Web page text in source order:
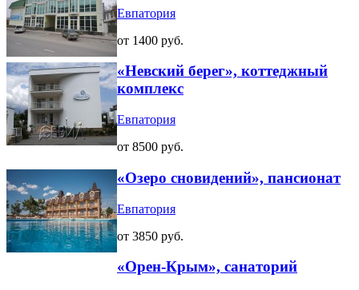
Евпатория
от 1400 руб.
«Невский берег», коттеджный
комплекс
Евпатория
от 8500 руб.
«Озеро сновидений», пансионат
Евпатория
от 3850 руб.
«Орен-Крым», санаторий